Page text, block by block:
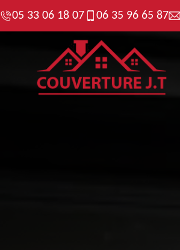
05 33 06 18 07 06 35 96 65 87